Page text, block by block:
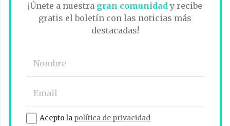
¡Únete a nuestra gran comunidady recibe
gratis el boletín con las noticias más
destacadas!
Acepto la política de privacidad